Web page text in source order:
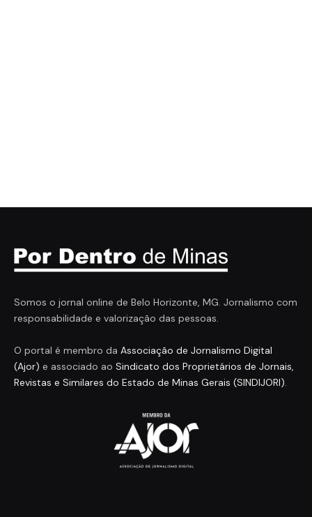
Somos o jornal online de Belo Horizonte, MG. Jornalismo com
responsabilidade e valorização das pessoas.
O portal é membro da Associação de Jornalismo Digital
(Ajor) e associado ao Sindicato dos Proprietários de Jornais,
Revistas e Similares do Estado de Minas Gerais (SINDIJORI)